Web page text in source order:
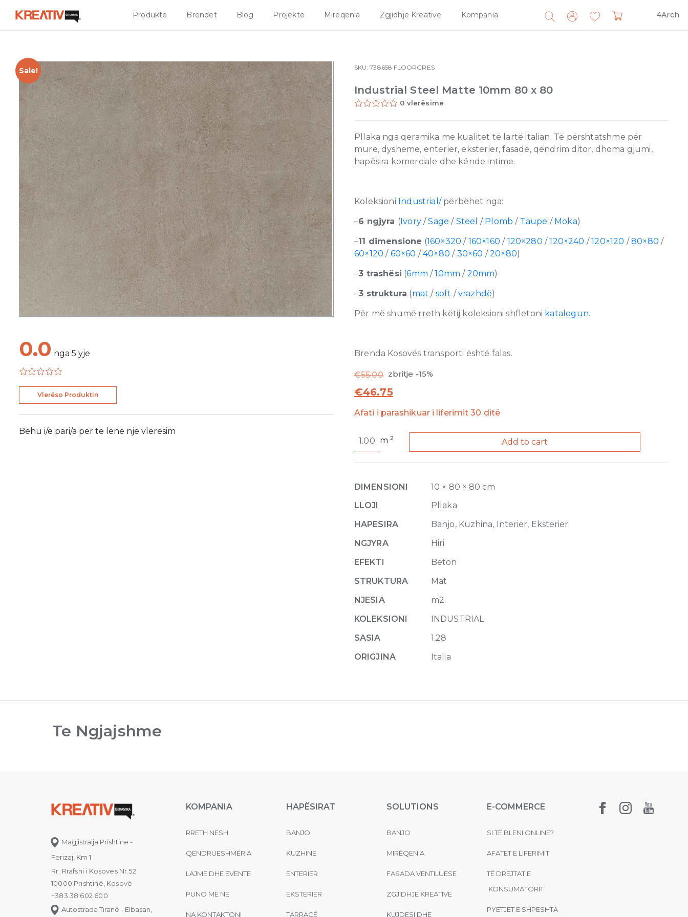
Produkte Brendet Blog Projekte Mirëqenia Zgjidhje Kreative Kompania 4Arch
Search
for:
Sale!
0.0 nga 5 yje
Vlerëso Produktin
Bëhu i/e pari/a për të lënë një vlerësim
SKU:738658 FLOORGRES
Industrial Steel Matte 10mm 80 x 80
0 vlerësime
Pllaka nga qeramika me kualitet të lartë italian. Të përshtatshme për
mure, dysheme, enterier, eksterier, fasadë, qëndrim ditor, dhoma gjumi,
hapësira komerciale dhe kënde intime.
Koleksioni Industrial/përbëhet nga:
–6 ngjyra (Ivory/Sage / Steel / Plomb / Taupe / Moka)
–11 dimensione (160×320 / 160×160 / 120×280 /120×240 /120×120 /80×80 /
60×120 / 60×60 /40×80 / 30×60 /20×80)
–3 trashësi (6mm /10mm / 20mm)
–3 struktura (mat / soft /vrazhdë)
Për më shumë rreth këtij koleksioni shfletoni katalogun.
Brenda Kosovës transporti është falas.
€55.00 zbritje -15%
€46.75
Afati i parashikuar i liferimit 30 ditë
Steel
x
80
m2 Add to cart
DIMENSIONI
10 × 80 × 80 cm
LLOJI
Pllaka
HAPESIRA
Banjo, Kuzhina, Interier, Eksterier
NGJYRA
Hiri
EFEKTI
Beton
STRUKTURA
Mat
NJESIA
m2
KOLEKSIONI
INDUSTRIAL
SASIA
1,28
ORIGJINA
Italia
Te Ngjajshme
Magjistralja Prishtinë -
Ferizaj, Km 1
Rr. Rrafshi i Kosovës Nr.52
10000 Prishtinë, Kosovë
+383 38 602 600
Autostrada Tiranë - Elbasan,
KOMPANIA
RRETH NESH
QËNDRUESHMËRIA
LAJME DHE EVENTE
PUNO ME NE
NA KONTAKTONI
HAPËSIRAT
BANJO
KUZHINË
ENTERIER
EKSTERIER
TARRACË
SOLUTIONS
BANJO
MIRËQENIA
FASADA VENTILUESE
ZGJIDHJE KREATIVE
KUJDESI DHE
E-COMMERCE
SI TË BLENI ONLINE?
AFATET E LIFERIMIT
TË DREJTAT E
KONSUMATORIT
PYETJET E SHPESHTA